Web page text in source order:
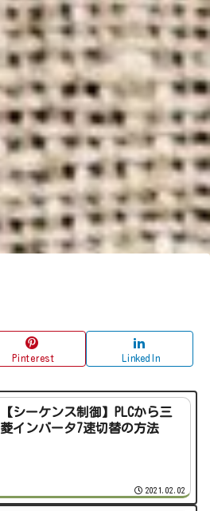
Pinterest LinkedIn
【シーケンス制御】PLCから三
菱インバータ7速切替の方法
2021.02.02